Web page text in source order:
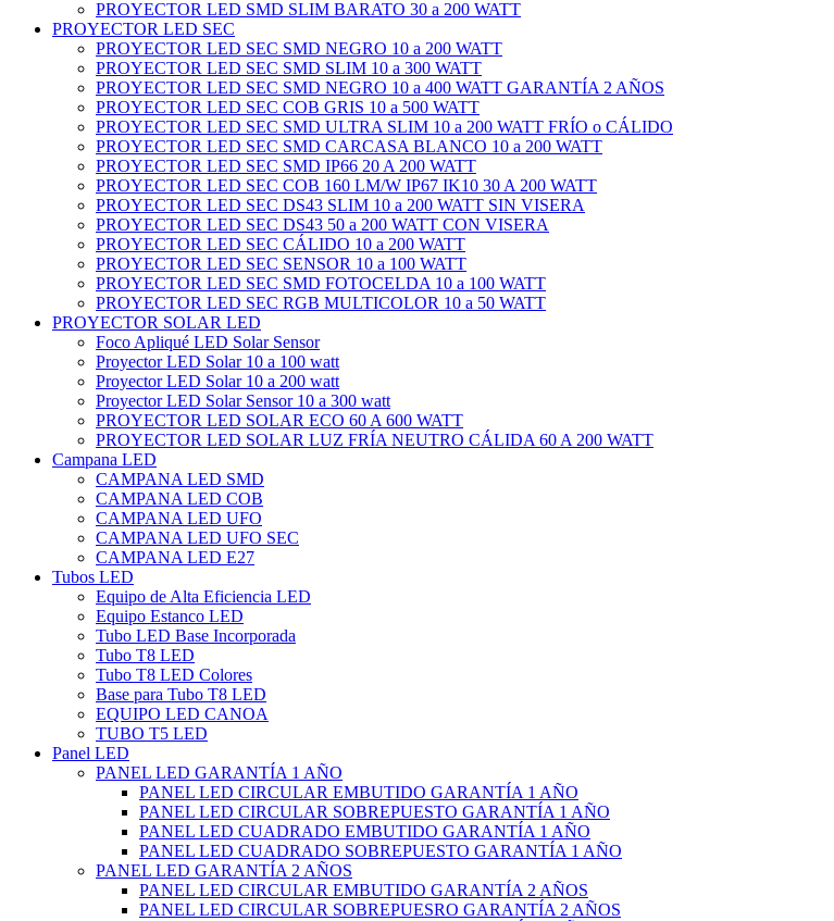
PROYECTOR LED SMD SLIM BARATO 30 a 200 WATT
PROYECTOR LED SEC
PROYECTOR LED SEC SMD NEGRO 10 a 200 WATT
PROYECTOR LED SEC SMD SLIM 10 a 300 WATT
PROYECTOR LED SEC SMD NEGRO 10 a 400 WATT GARANTÍA 2 AÑOS
PROYECTOR LED SEC COB GRIS 10 a 500 WATT
PROYECTOR LED SEC SMD ULTRA SLIM 10 a 200 WATT FRÍO o CÁLIDO
PROYECTOR LED SEC SMD CARCASA BLANCO 10 a 200 WATT
PROYECTOR LED SEC SMD IP66 20 A 200 WATT
PROYECTOR LED SEC COB 160 LM/W IP67 IK10 30 A 200 WATT
PROYECTOR LED SEC DS43 SLIM 10 a 200 WATT SIN VISERA
PROYECTOR LED SEC DS43 50 a 200 WATT CON VISERA
PROYECTOR LED SEC CÁLIDO 10 a 200 WATT
PROYECTOR LED SEC SENSOR 10 a 100 WATT
PROYECTOR LED SEC SMD FOTOCELDA 10 a 100 WATT
PROYECTOR LED SEC RGB MULTICOLOR 10 a 50 WATT
PROYECTOR SOLAR LED
Foco Apliqué LED Solar Sensor
Proyector LED Solar 10 a 100 watt
Proyector LED Solar 10 a 200 watt
Proyector LED Solar Sensor 10 a 300 watt
PROYECTOR LED SOLAR ECO 60 A 600 WATT
PROYECTOR LED SOLAR LUZ FRÍA NEUTRO CÁLIDA 60 A 200 WATT
Campana LED
CAMPANA LED SMD
CAMPANA LED COB
CAMPANA LED UFO
CAMPANA LED UFO SEC
CAMPANA LED E27
Tubos LED
Equipo de Alta Eficiencia LED
Equipo Estanco LED
Tubo LED Base Incorporada
Tubo T8 LED
Tubo T8 LED Colores
Base para Tubo T8 LED
EQUIPO LED CANOA
TUBO T5 LED
Panel LED
PANEL LED GARANTÍA 1 AÑO
PANEL LED CIRCULAR EMBUTIDO GARANTÍA 1 AÑO
PANEL LED CIRCULAR SOBREPUESTO GARANTÍA 1 AÑO
PANEL LED CUADRADO EMBUTIDO GARANTÍA 1 AÑO
PANEL LED CUADRADO SOBREPUESTO GARANTÍA 1 AÑO
PANEL LED GARANTÍA 2 AÑOS
PANEL LED CIRCULAR EMBUTIDO GARANTÍA 2 AÑOS
PANEL LED CIRCULAR SOBREPUESRO GARANTÍA 2 AÑOS